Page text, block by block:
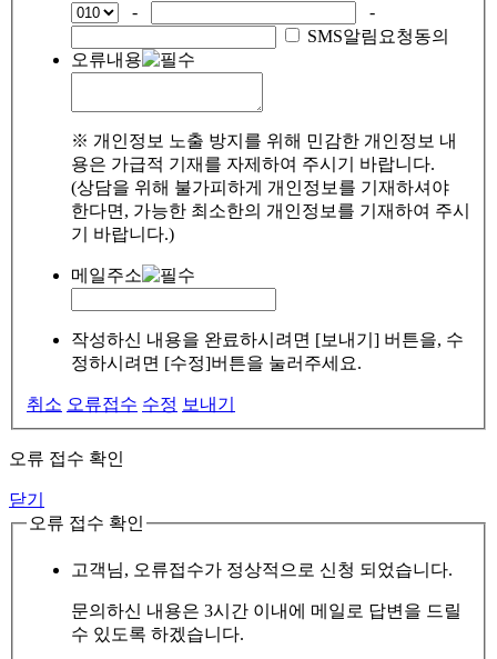
-
-
SMS알림요청동의
오류내용
※ 개인정보 노출 방지를 위해 민감한 개인정보 내
용은 가급적 기재를 자제하여 주시기 바랍니다.
(상담을 위해 불가피하게 개인정보를 기재하셔야
한다면, 가능한 최소한의 개인정보를 기재하여 주시
기 바랍니다.)
메일주소
작성하신 내용을 완료하시려면 [보내기] 버튼을, 수
정하시려면 [수정]버튼을 눌러주세요.
취소 오류접수 수정 보내기
오류 접수 확인
닫기
오류 접수 확인
고객님, 오류접수가 정상적으로 신청 되었습니다.
문의하신 내용은 3시간 이내에 메일로 답변을 드릴
수 있도록 하겠습니다.